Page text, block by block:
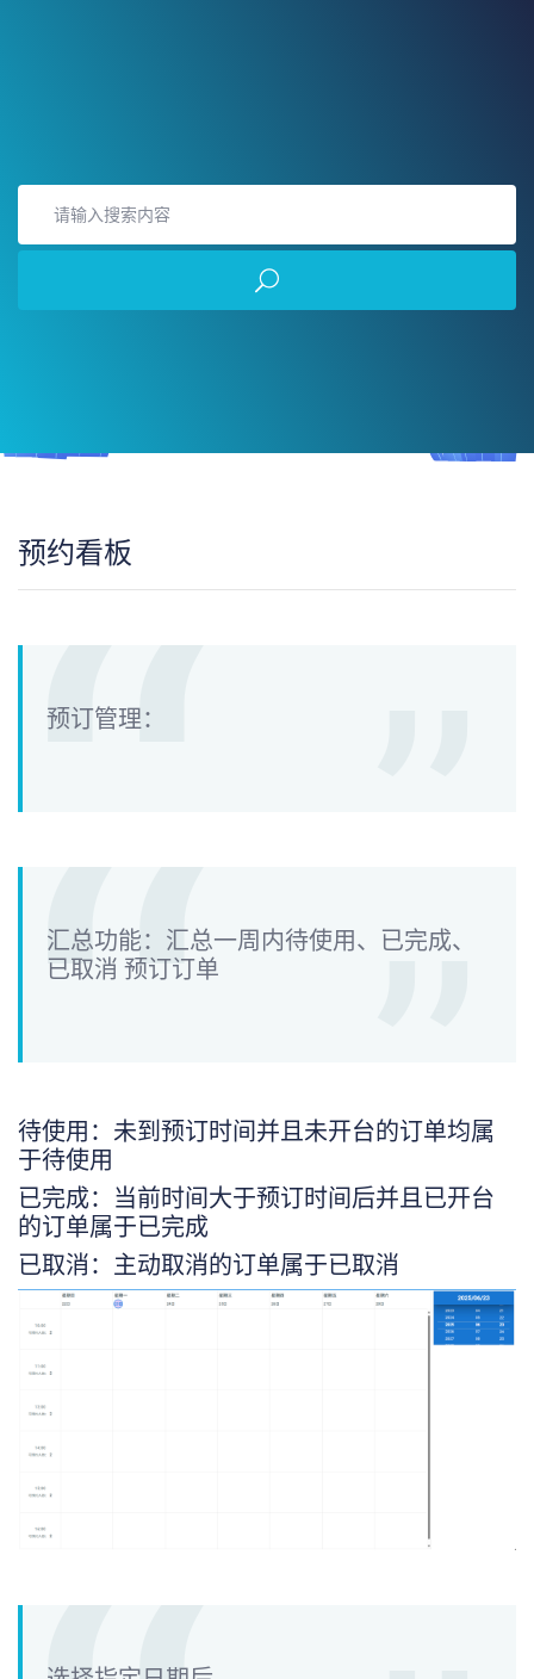
预约看板
预订管理：
汇总功能：汇总一周内待使用、已完成、
已取消 预订订单
待使用：未到预订时间并且未开台的订单均属
于待使用
已完成：当前时间大于预订时间后并且已开台
的订单属于已完成
已取消：主动取消的订单属于已取消